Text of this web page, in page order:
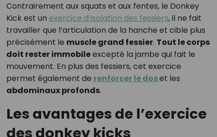
Contrairement aux squats et aux fentes, le Donkey
Kick est un exercice d’isolation des fessiers, il ne fait
travailler que l’articulation de la hanche et cible plus
précisément le muscle grand fessier. Tout le corps
doit rester immobileexcepté la jambe qui fait le
mouvement. En plus des fessiers, cet exercice
permet également de renforcer le doset les
abdominaux profonds.
Les avantages de l’exercice